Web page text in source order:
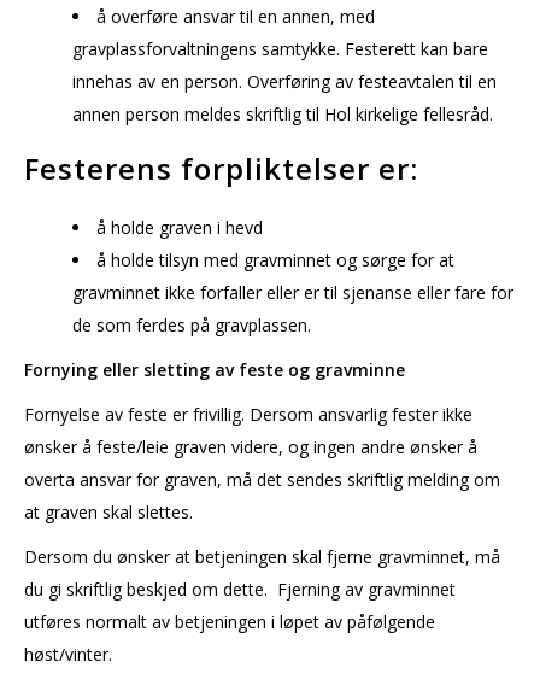
å overføre ansvar til en annen, med
gravplassforvaltningens samtykke. Festerett kan bare
innehas av en person. Overføring av festeavtalen til en
annen person meldes skriftlig til Hol kirkelige fellesråd.
Festerens forpliktelser er:
å holde graven i hevd
å holde tilsyn med gravminnet og sørge for at
gravminnet ikke forfaller eller er til sjenanse eller fare for
de som ferdes på gravplassen.
Fornying eller sletting av feste og gravminne
Fornyelse av feste er frivillig. Dersom ansvarlig fester ikke
ønsker å feste/leie graven videre, og ingen andre ønsker å
overta ansvar for graven, må det sendes skriftlig melding om
at graven skal slettes.
Dersom du ønsker at betjeningen skal fjerne gravminnet, må
du gi skriftlig beskjed om dette. Fjerning av gravminnet
utføres normalt av betjeningen i løpet av påfølgende
høst/vinter.